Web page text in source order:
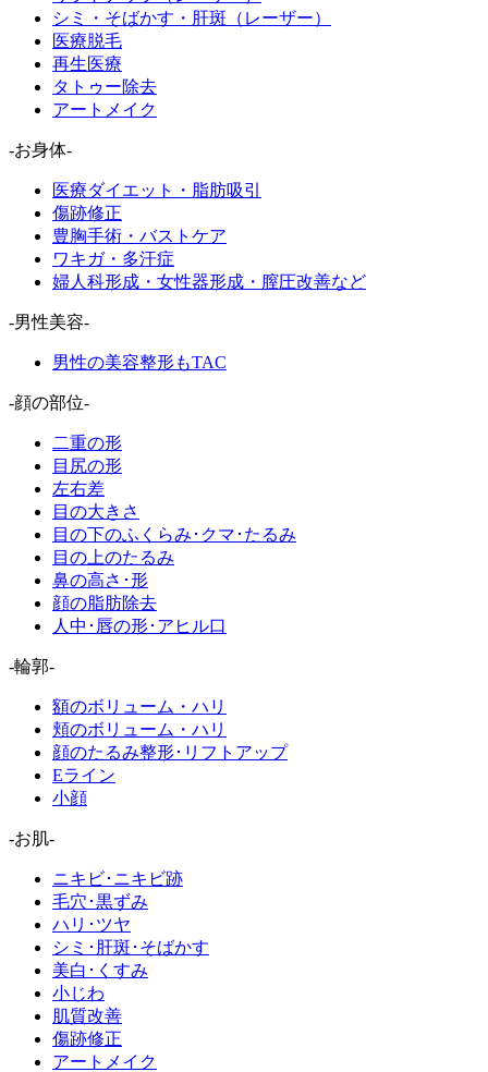
シミ・そばかす・肝斑（レーザー）
医療脱毛
再生医療
タトゥー除去
アートメイク
-お身体-
医療ダイエット・脂肪吸引
傷跡修正
豊胸手術・バストケア
ワキガ・多汗症
婦人科形成・女性器形成・膣圧改善など
-男性美容-
男性の美容整形もTAC
-顔の部位-
二重の形
目尻の形
左右差
目の大きさ
目の下のふくらみ･クマ･たるみ
目の上のたるみ
鼻の高さ･形
顔の脂肪除去
人中･唇の形･アヒル口
-輪郭-
額のボリューム・ハリ
頬のボリューム・ハリ
顔のたるみ整形･リフトアップ
Eライン
小顔
-お肌-
ニキビ･ニキビ跡
毛穴･黒ずみ
ハリ･ツヤ
シミ･肝斑･そばかす
美白･くすみ
小じわ
肌質改善
傷跡修正
アートメイク